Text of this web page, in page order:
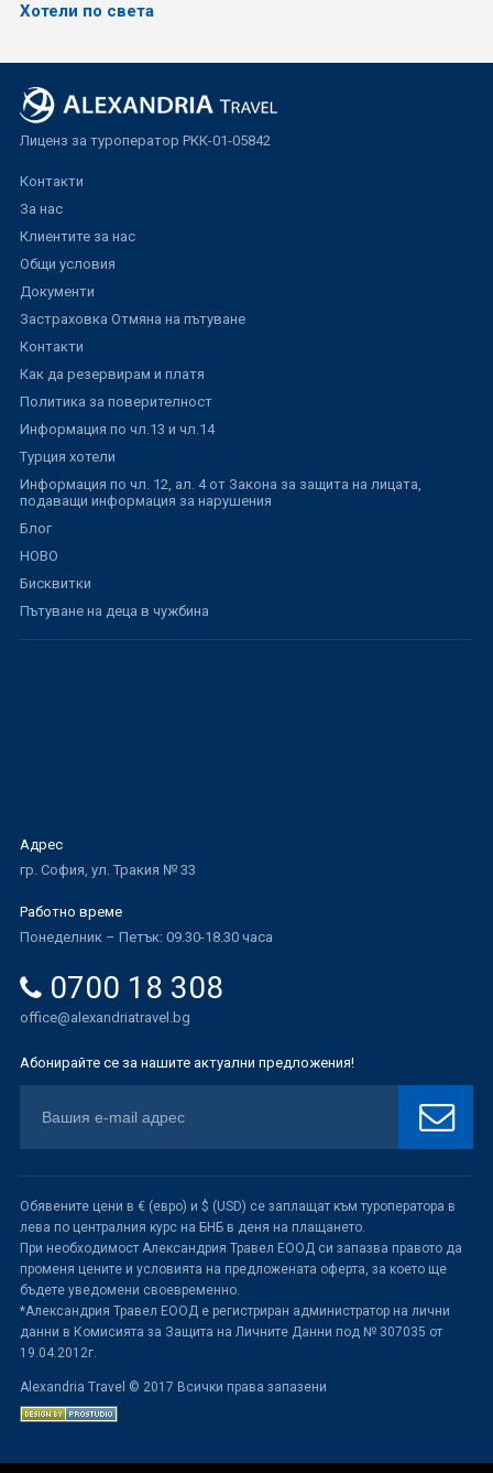
Хотели по света
Лиценз за туроператор РКК-01-05842
Контакти
За нас
Клиентите за нас
Общи условия
Документи
Застраховка Отмяна на пътуване
Контакти
Как да резервирам и платя
Политика за поверителност
Информация по чл.13 и чл.14
Турция хотели
Информация по чл. 12, ал. 4 от Закона за защита на лицата,
подаващи информация за нарушения
Блог
НОВО
Бисквитки
Пътуване на деца в чужбина
Адрес
гр. София, ул. Тракия № 33
Работно време
Понеделник – Петък: 09.30-18.30 часа
0700 18 308
office@alexandriatravel.bg
Абонирайте се за нашите актуални предложения!
Обявените цени в € (евро) и $ (USD) се заплащат към туроператора в
лева по централния курс на БНБ в деня на плащането.
При необходимост Александрия Травел ЕООД си запазва правото да
променя цените и условията на предложената оферта, за което ще
бъдете уведомени своевременно.
*Александрия Травел ЕООД е регистриран администратор на лични
данни в Комисията за Защита на Личните Данни под № 307035 от
19.04.2012г.
Alexandria Travel © 2017 Всички права запазени